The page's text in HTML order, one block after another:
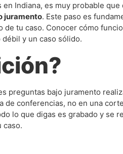
Indiana, es muy probable que
juramento. Este paso es
tu caso. Conocer cómo
y un caso sólido.
preguntas bajo juramento
de conferencias, no en una
lo que digas es grabado y se
caso.